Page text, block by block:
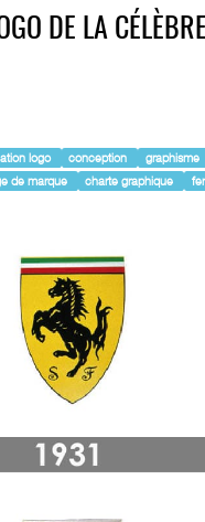
DE LA
logo conception graphisme
de marque charte graphique